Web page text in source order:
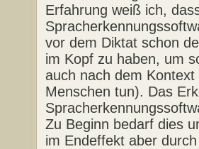
Erfahrung weiß ich,
vor dem Diktat schon
im Kopf zu haben, um
auch nach dem
Menschen tun). Das
Zu Beginn bedarf dies
im Endeffekt aber